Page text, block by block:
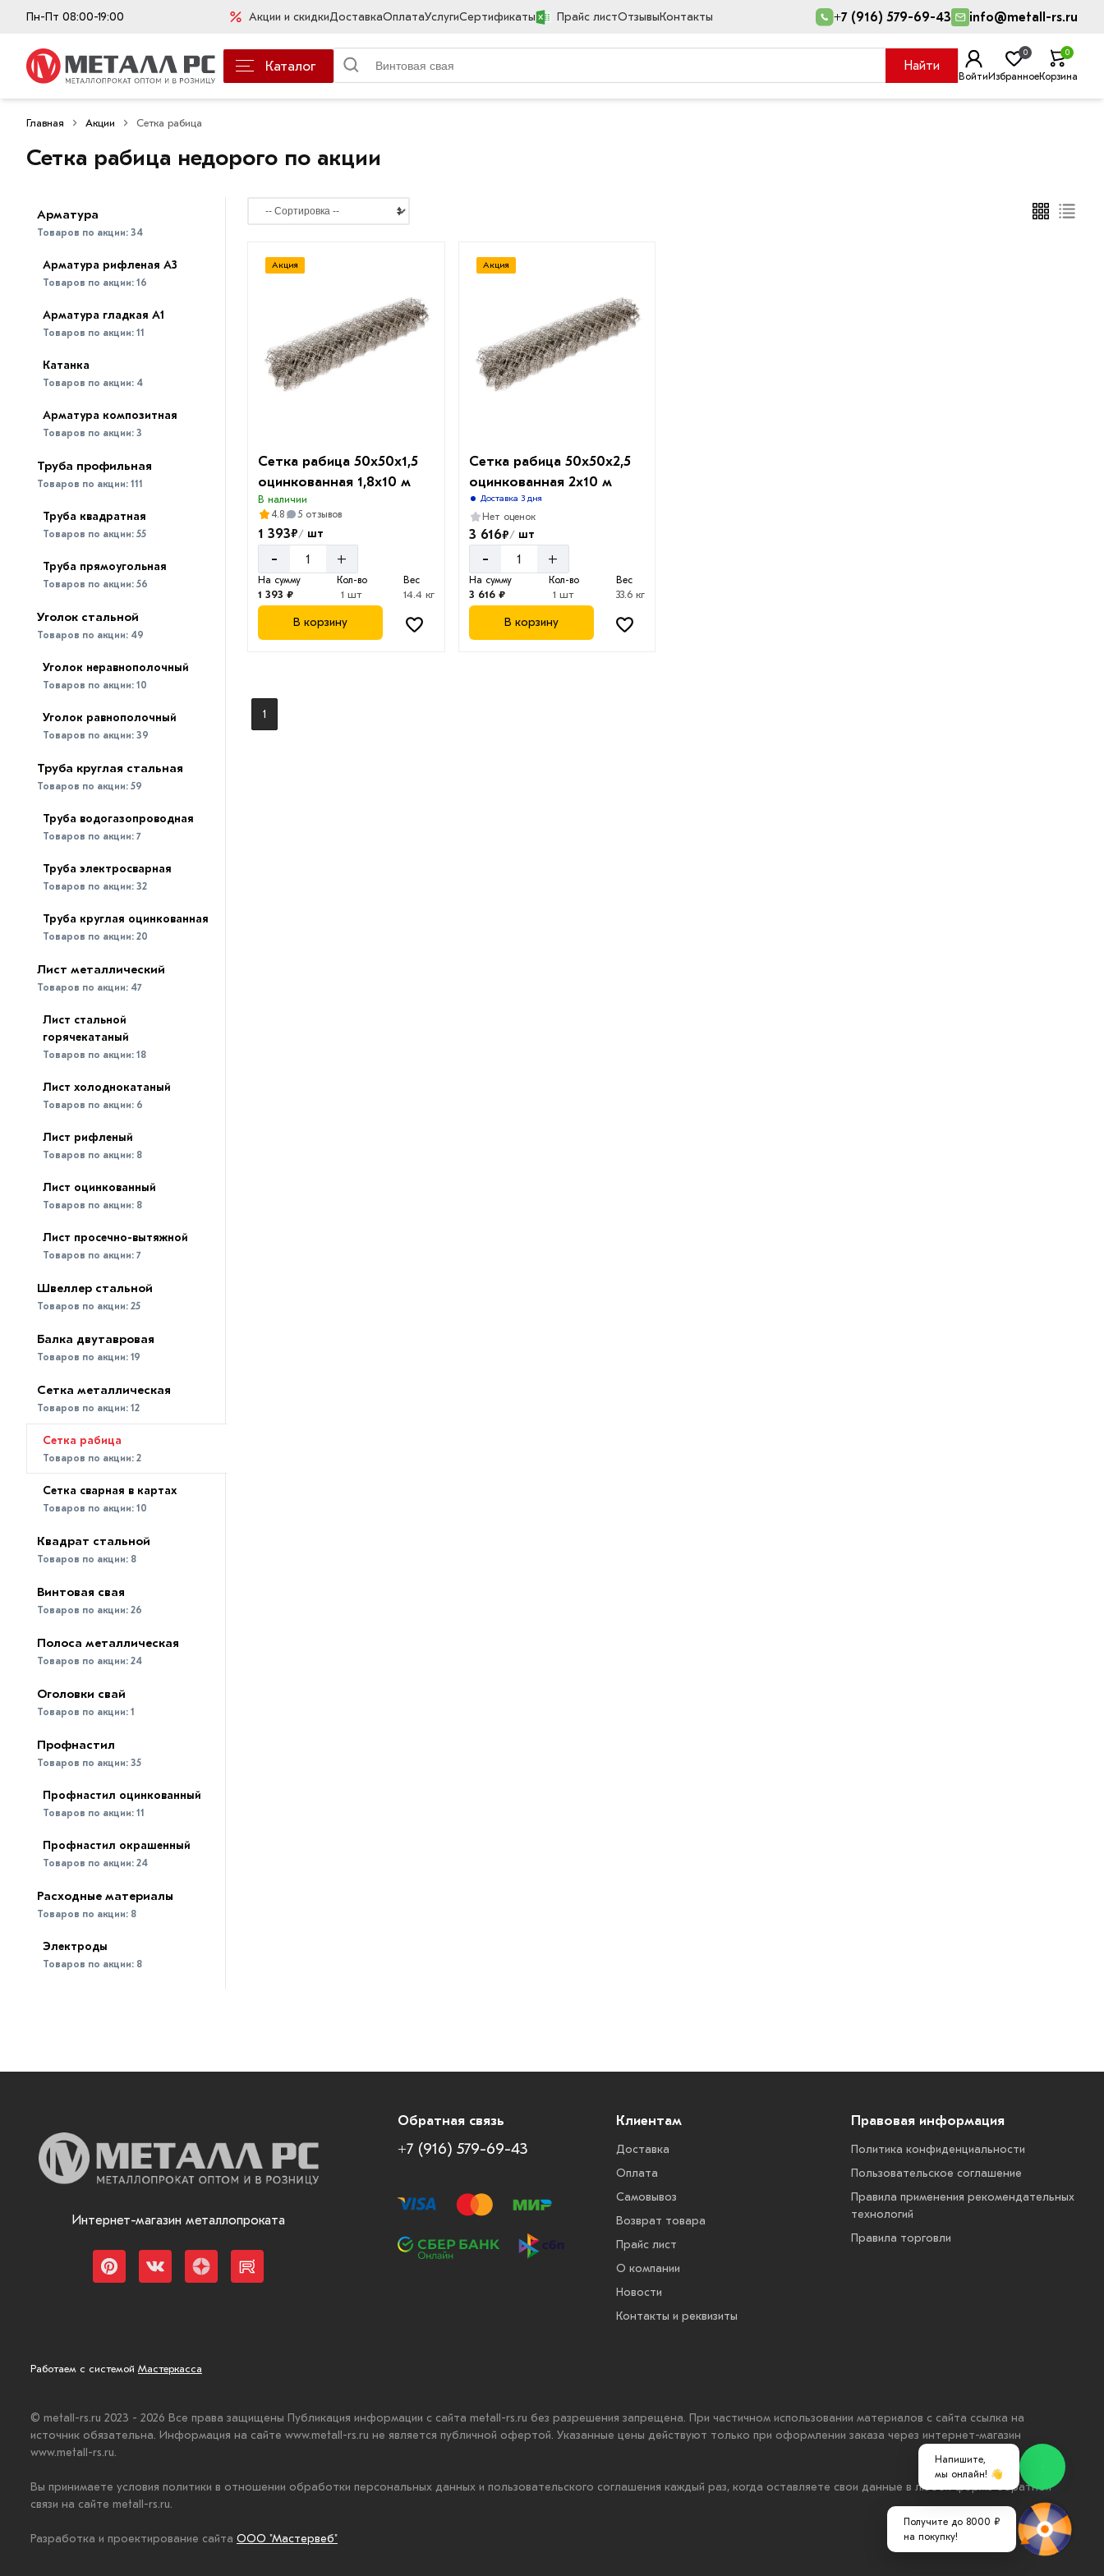
Пн-Пт 08:00-19:00 Акции и скидкиДоставкаОплатаУслугиСертификаты Прайс листОтзывыКонтакты +7 (916) 579-69-43 info@metall-rs.ru
Каталог Найти
ВойтиИзбранное
0
Корзина
0
Главная Акции Сетка рабица
Сетка рабица недорого по акции
Арматура
Товаров по акции: 34
Арматура рифленая А3
Товаров по акции: 16
Арматура гладкая А1
Товаров по акции: 11
Катанка
Товаров по акции: 4
Арматура композитная
Товаров по акции: 3
Труба профильная
Товаров по акции: 111
Труба квадратная
Товаров по акции: 55
Труба прямоугольная
Товаров по акции: 56
Уголок стальной
Товаров по акции: 49
Уголок неравнополочный
Товаров по акции: 10
Уголок равнополочный
Товаров по акции: 39
Труба круглая стальная
Товаров по акции: 59
Труба водогазопроводная
Товаров по акции: 7
Труба электросварная
Товаров по акции: 32
Труба круглая оцинкованная
Товаров по акции: 20
Лист металлический
Товаров по акции: 47
Лист стальной
горячекатаный
Товаров по акции: 18
Лист холоднокатаный
Товаров по акции: 6
Лист рифленый
Товаров по акции: 8
Лист оцинкованный
Товаров по акции: 8
Лист просечно-вытяжной
Товаров по акции: 7
Швеллер стальной
Товаров по акции: 25
Балка двутавровая
Товаров по акции: 19
Сетка металлическая
Товаров по акции: 12
Сетка рабица
Товаров по акции: 2
Сетка сварная в картах
Товаров по акции: 10
Квадрат стальной
Товаров по акции: 8
Винтовая свая
Товаров по акции: 26
Полоса металлическая
Товаров по акции: 24
Оголовки свай
Товаров по акции: 1
Профнастил
Товаров по акции: 35
Профнастил оцинкованный
Товаров по акции: 11
Профнастил окрашенный
Товаров по акции: 24
Расходные материалы
Товаров по акции: 8
Электроды
Товаров по акции: 8
Акция
Сетка рабица 50х50х1,5
оцинкованная 1,8х10 м
В наличии
4.8
5 отзывов
1 393₽/шт
- +
На сумму
1 393 ₽
Кол-во
1 шт
Вес
14.4 кг
В корзину
Акция
Сетка рабица 50х50х2,5
оцинкованная 2х10 м
Доставка 3 дня
Нет оценок
3 616₽/шт
- +
На сумму
3 616 ₽
Кол-во
1 шт
Вес
33.6 кг
В корзину
1
Интернет-магазин металлопроката
Обратная связь
+7 (916) 579-69-43
Клиентам
Доставка
Оплата
Самовывоз
Возврат товара
Прайс лист
О компании
Новости
Контакты и реквизиты
Правовая информация
Политика конфиденциальности
Пользовательское соглашение
Правила применения рекомендательных
технологий
Правила торговли
Работаем с системой Мастеркасса
© metall-rs.ru 2023 - 2026 Все права защищены Публикация информации с сайта metall-rs.ru без разрешения запрещена. При частичном использовании материалов с сайта ссылка на
источник обязательна. Информация на сайте www.metall-rs.ru не является публичной офертой. Указанные цены действуют только при оформлении заказа через интернет-магазин
www.metall-rs.ru.
Вы принимаете условия политики в отношении обработки персональных данных и пользовательского соглашения каждый раз, когда оставляете свои данные в любой форме обратной
связи на сайте metall-rs.ru.
Разработка и проектирование сайта ООО "Мастервеб"
Напишите,
мы онлайн! 👋
Получите до 8000 ₽
на покупку!